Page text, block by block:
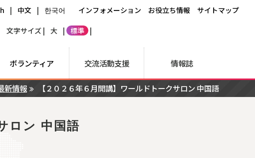
| 中文 | 한국어 インフォメーション お役立ち情報 サイトマップ
文字サイズ | 大 | 標準 |
ボランティア 交流活動支援 情報誌
新情報 【２０２６年６月開講】ワールドトークサロン 中国語
ロン 中国語